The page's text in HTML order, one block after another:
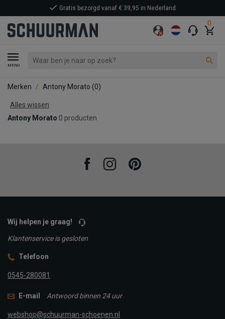
0
MENU
Gratis bezorgd vanaf € 39,95 in Nederland
Merken Antony Morato (0)
Alles wissen
Antony Morato 0 producten
FacebookInstagramPinterest
Wij helpen je graag!
Klantenservice is gesloten
Telefoon
0545-280081
E-mail Antwoord binnen 24 uur
webshop@schuurman-schoenen.nl